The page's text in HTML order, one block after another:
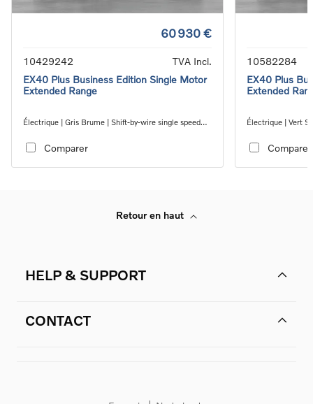
60 930 €
10429242
TVA Incl.
EX40 Plus Business Edition Single Motor
Extended Range
Électrique | Gris Brume | Shift-by-wire single speed
Comparer
10582284
EX40 Plus
Extended
Électrique | Vert
Comparer
Retour en haut
HELP & SUPPORT
CONTACT